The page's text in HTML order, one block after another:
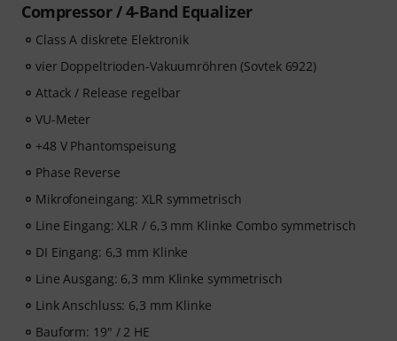
Compressor / 4-Band Equalizer
Class A diskrete Elektronik
vier Doppeltrioden-Vakuumröhren (Sovtek 6922)
Attack / Release regelbar
VU-Meter
+48 V Phantomspeisung
Phase Reverse
Mikrofoneingang: XLR symmetrisch
Line Eingang: XLR / 6,3 mm Klinke Combo symmetrisch
DI Eingang: 6,3 mm Klinke
Line Ausgang: 6,3 mm Klinke symmetrisch
Link Anschluss: 6,3 mm Klinke
Bauform: 19" / 2 HE